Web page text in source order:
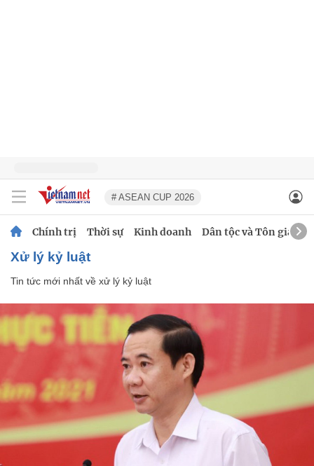
# ASEAN CUP 2026
Chính trị Thời sự Kinh doanh Dân tộc và Tôn giáo
xử lý kỷ luật
Tin tức mới nhất về xử lý kỷ luật